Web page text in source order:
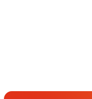
Get in Touch